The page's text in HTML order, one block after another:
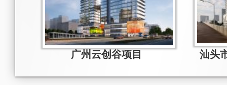
广州云创谷项目